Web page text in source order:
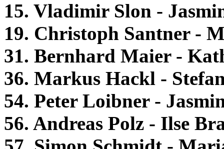
15. Vladimir Slon -
19. Christoph Santner -
31. Bernhard Maier -
36. Markus Hackl -
54. Peter Loibner -
56. Andreas Polz - Ilse